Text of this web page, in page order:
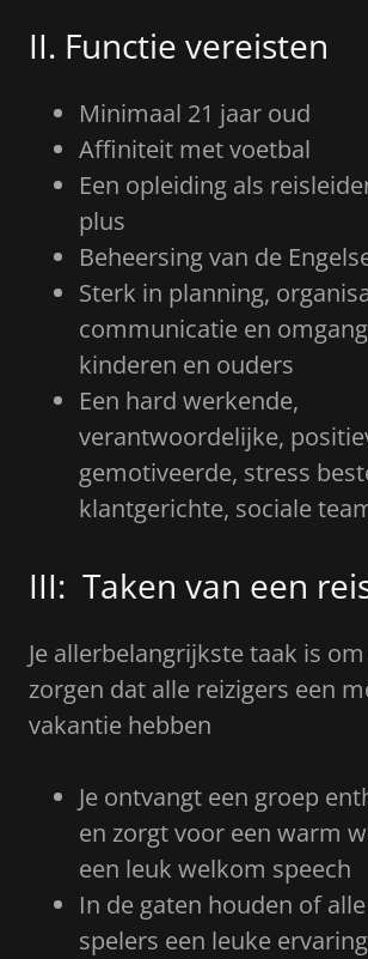
II. Functie vereisten
Minimaal 21 jaar oud
Affiniteit met voetbal
Een opleiding als
plus
Beheersing van de
Sterk in planning,
communicatie en
kinderen en ouders
Een hard werkende,
verantwoordelijke,
gemotiveerde, stress
klantgerichte, sociale
III: Taken van een
Je allerbelangrijkste taak is
zorgen dat alle reizigers een
vakantie hebben
Je ontvangt een groep
en zorgt voor een warm
een leuk welkom speech
In de gaten houden of
spelers een leuke